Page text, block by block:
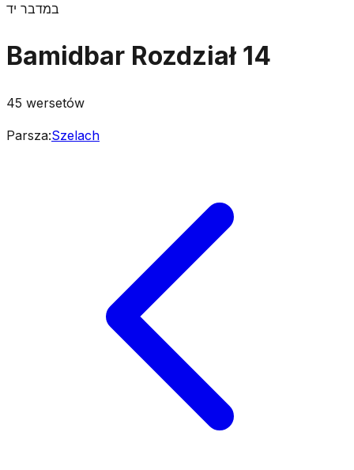
במדבר יד
Bamidbar Rozdział 14
45 wersetów
Parsza:Szelach